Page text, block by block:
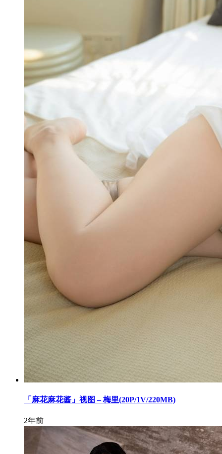
「麻花麻花酱」视图 – 梅里(20P/1V/220MB)
2年前